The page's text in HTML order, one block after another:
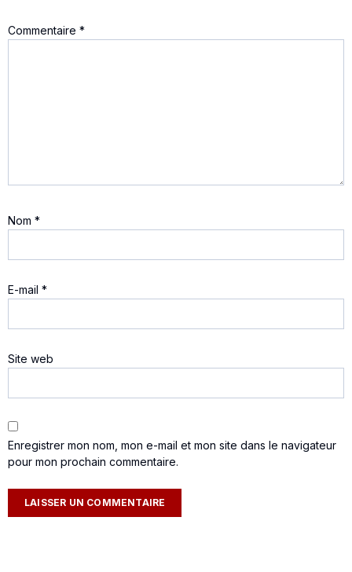
Commentaire *
Nom *
E-mail *
Site web
Enregistrer mon nom, mon e-mail et mon site dans le navigateur
pour mon prochain commentaire.